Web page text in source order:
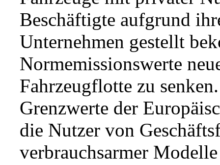
Beschäftigte aufgrund
Unternehmen gestellt
Normemissionswerte
Fahrzeugflotte zu
Grenzwerte der
die Nutzer von
verbrauchsarmer